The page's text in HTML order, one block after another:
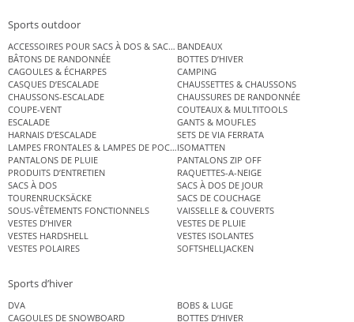
Sports outdoor
ACCESSOIRES POUR SACS À DOS & SACS ÉTANCHES
BANDEAUX
BÂTONS DE RANDONNÉE
BOTTES D’HIVER
CAGOULES & ÉCHARPES
CAMPING
CASQUES D’ESCALADE
CHAUSSETTES & CHAUSSONS
CHAUSSONS-ESCALADE
CHAUSSURES DE RANDONNÉE
COUPE-VENT
COUTEAUX & MULTITOOLS
ESCALADE
GANTS & MOUFLES
HARNAIS D’ESCALADE
SETS DE VIA FERRATA
LAMPES FRONTALES & LAMPES DE POCHEISOMATTEN
PANTALONS DE PLUIE
PANTALONS ZIP OFF
PRODUITS D’ENTRETIEN
RAQUETTES-A-NEIGE
SACS À DOS
SACS À DOS DE JOUR
TOURENRUCKSÄCKE
SACS DE COUCHAGE
SOUS-VÊTEMENTS FONCTIONNELS
VAISSELLE & COUVERTS
VESTES D’HIVER
VESTES DE PLUIE
VESTES HARDSHELL
VESTES ISOLANTES
VESTES POLAIRES
SOFTSHELLJACKEN
Sports d’hiver
DVA
BOBS & LUGE
CAGOULES DE SNOWBOARD
BOTTES D’HIVER